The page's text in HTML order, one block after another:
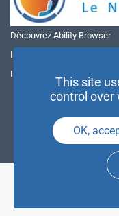
Découvrez Ability Browser
Installer Ability Browser sur
Installer Ability Browser sur
Mentions
This site
control over
OK,